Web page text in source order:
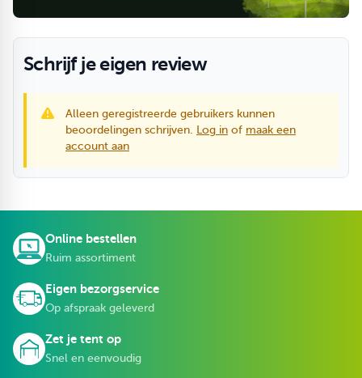
Schrijf je eigen review
Alleen geregistreerde gebruikers kunnen
beoordelingen schrijven. Log in of maak een
account aan
Online bestellen
Ruim assortiment
Eigen bezorgservice
Op afspraak geleverd
Zet je tent op
Snel en eenvoudig